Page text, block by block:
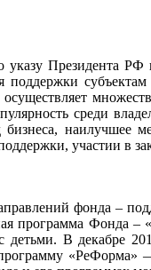
Президента
поддержки
среди
наилучшее
участии в
фонда –
программа Фонда
В декабре